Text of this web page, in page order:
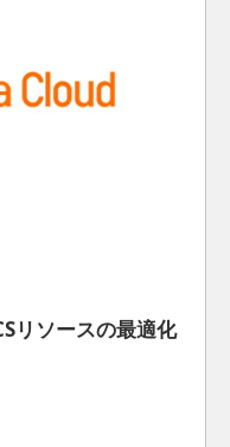
リソースの最適化